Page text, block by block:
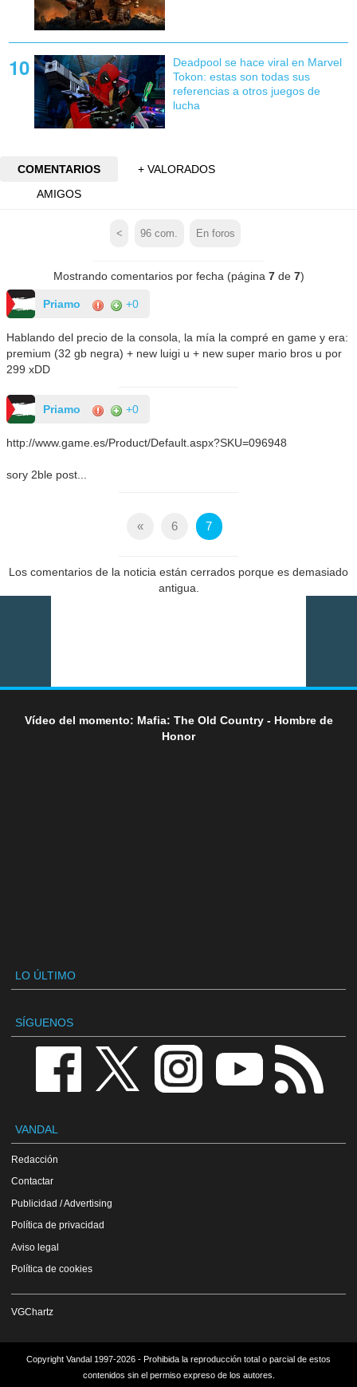
Deadpool se hace viral en Marvel
Tokon: estas son todas sus
referencias a otros juegos de
lucha
COMENTARIOS
+ VALORADOS
AMIGOS
< 96 com. En foros
Mostrando comentarios por fecha (página 7de 7)
Priamo +0
Hablando del precio de la consola, la mía la compré en game y era:
premium (32 gb negra) + new luigi u + new super mario bros u por
299 xDD
Priamo +0
http://www.game.es/Product/Default.aspx?SKU=096948
sory 2ble post...
« 6 7
Los comentarios de la noticia están cerrados porque es demasiado
antigua.
Vídeo del momento: Mafia: The Old Country - Hombre de
Honor
LO ÚLTIMO
SÍGUENOS
VANDAL
Redacción
Contactar
Publicidad / Advertising
Política de privacidad
Aviso legal
Política de cookies
VGChartz
Copyright Vandal 1997-2026 - Prohibida la reproducción total o parcial de estos
contenidos sin el permiso expreso de los autores.